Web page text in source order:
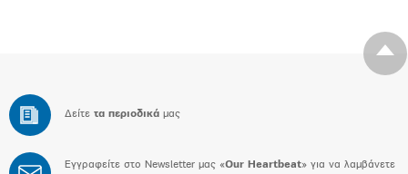
Δείτε τα περιοδικά μας
Εγγραφείτε στο Newsletter μας «Our Heartbeat» για να λαμβάνετε